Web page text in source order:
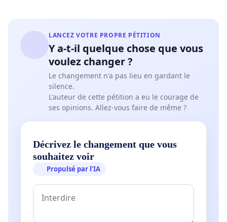
Les chiffres détaillés sont disponibles ici : - Tableau
comparatif avant-après réforme
Proposition d'action
tel que les choses sont prévues, les familles qui
s’établissent à cheval sur la date du 1er janvier 2020
auront moins d’aides que les familles identiques qui
les ont précédées, et moins d’aides que les familles
identiques qui les suivront. Ceci va à l’encontre du
principe de l’égalité des chances, cher à la Ministre
LANCEZ VOTRE PROPRE PÉTITION
Y a-t-il quelque chose que vous
voulez changer ?
Le changement n'a pas lieu en gardant le
silence.
L'auteur de cette pétition a eu le courage de
ses opinions. Allez-vous faire de même ?
Décrivez le changement que vous
souhaitez voir
Propulsé par l’IA